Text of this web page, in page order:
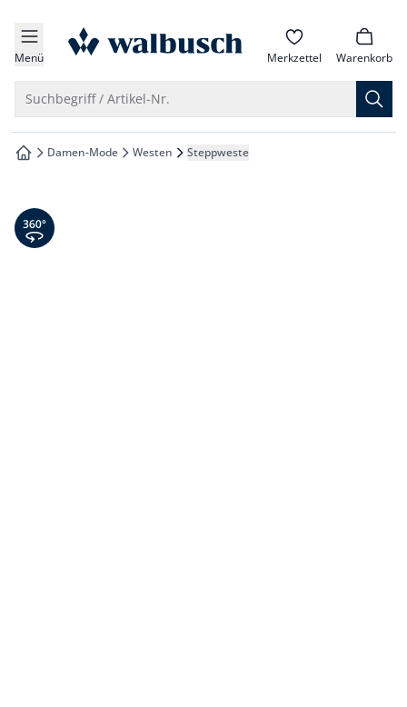
springen
springen
springen
springen
Menü zur Startseite Merkzettel Warenkorb
Suchbegriff / Artikel-Nr.
zur Startseite
Damen-Mode Westen Steppweste
360° Ansicht